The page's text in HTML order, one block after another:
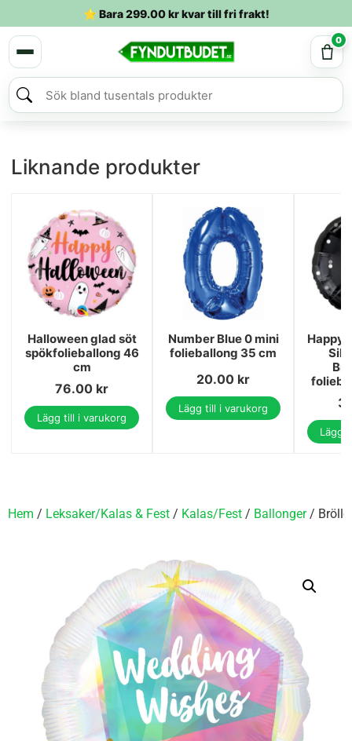
⭐ Bara299.00krkvar till fri frakt!
0
Liknande produkter
Halloween glad söt
spökfolieballong 46
cm
76.00 kr
Lägg till i varukorg
Number Blue 0 mini
folieballong 35 cm
20.00 kr
Lägg till i varukorg
Happy
Lägg
Hem / Leksaker/Kalas & Fest / Kalas/Fest / Ballonger/